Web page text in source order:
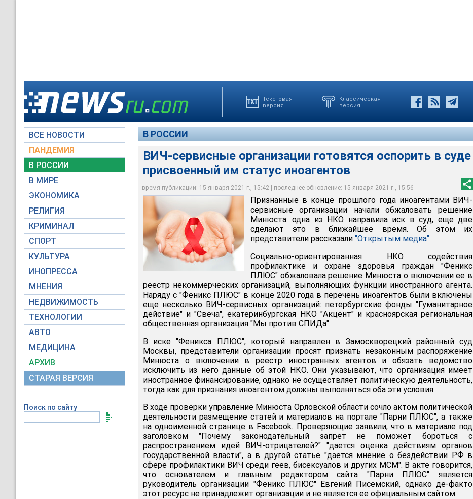
Текстовая
версия
Классическая
версия
ВСЕ НОВОСТИ
ПАНДЕМИЯ
В РОССИИ
В МИРЕ
ЭКОНОМИКА
РЕЛИГИЯ
КРИМИНАЛ
СПОРТ
КУЛЬТУРА
ИНОПРЕССА
МНЕНИЯ
НЕДВИЖИМОСТЬ
ТЕХНОЛОГИИ
АВТО
МЕДИЦИНА
АРХИВ
СТАРАЯ ВЕРСИЯ
Поиск по сайту
В РОССИИ
ВИЧ-сервисные организации готовятся оспорить в суде
присвоенный им статус иноагентов
время публикации: 15 января 2021 г., 15:42 | последнее обновление: 15 января 2021 г., 15:56
ВИЧ-сервисные организации готовятся оспорить в суде присвоенный им статус
иноагентов
Syda_Productions / DepositPhotos
Признанные в конце прошлого года иноагентами ВИЧ-
сервисные организации начали обжаловать решение
Минюста: одна из НКО направила иск в суд, еще две
сделают это в ближайшее время. Об этом их
представители рассказали "Открытым медиа".
Социально-ориентированная НКО содействия
профилактике и охране здоровья граждан "Феникс
ПЛЮС" обжаловала решение Минюста о включении ее в
реестр некоммерческих организаций, выполняющих функции иностранного агента.
Наряду с "Феникс ПЛЮС" в конце 2020 года в перечень иноагентов были включены
еще несколько ВИЧ-сервисных организаций: петербургские фонды "Гуманитарное
действие" и "Свеча", екатеринбургская НКО "Акцент" и красноярская региональная
общественная организация "Мы против СПИДа".
В иске "Феникса ПЛЮС", который направлен в Замоскворецкий районный суд
Москвы, представители организации просят признать незаконным распоряжение
Минюста о включении в реестр иностранных агентов и обязать ведомство
исключить из него данные об этой НКО. Они указывают, что организация имеет
иностранное финансирование, однако не осуществляет политическую деятельность,
тогда как для признания иноагентом должны выполняться оба эти условия.
В ходе проверки управление Минюста Орловской области сочло актом политической
деятельности размещение статей и материалов на портале "Парни ПЛЮС", а также
на одноименной странице в Facebook. Проверяющие заявили, что в материале под
заголовком "Почему законодательный запрет не поможет бороться с
распространением идей ВИЧ-отрицателей?" "дается оценка действиям органов
государственной власти", а в другой статье "дается мнение о бездействии РФ в
сфере профилактики ВИЧ среди геев, бисексуалов и других МСМ". В акте говорится,
что основателем и главным редактором сайта "Парни ПЛЮС" является
руководитель организации "Феникс ПЛЮС" Евгений Писемский, однако де-факто
этот ресурс не принадлежит организации и не является ее официальным сайтом.